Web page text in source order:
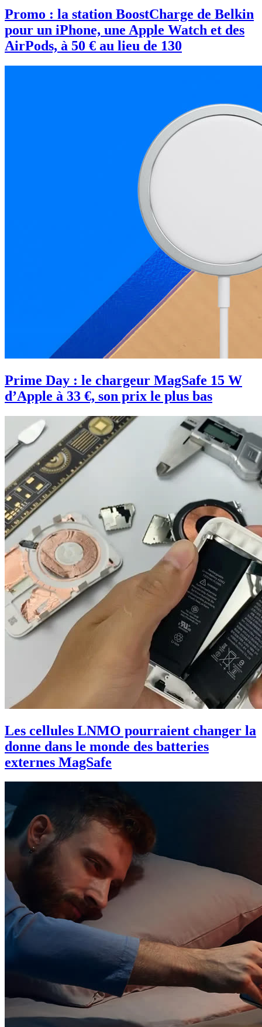
Promo : la station BoostCharge de Belkin
pour un iPhone, une Apple Watch et des
AirPods, à 50 € au lieu de 130
Prime Day : le chargeur MagSafe 15 W
d’Apple à 33 €, son prix le plus bas
Les cellules LNMO pourraient changer la
donne dans le monde des batteries
externes MagSafe